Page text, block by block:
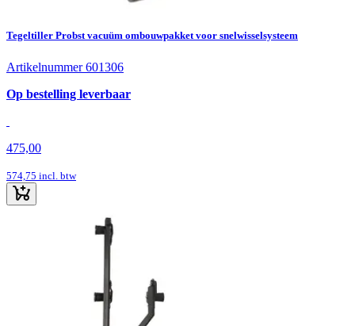
Tegeltiller Probst vacuüm ombouwpakket voor snelwisselsysteem
Artikelnummer 601306
Op bestelling leverbaar
475,00
574,75 incl. btw